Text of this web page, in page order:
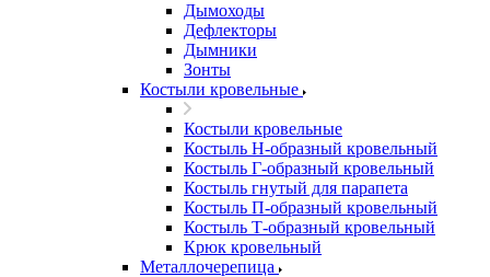
Дымоходы
Дефлекторы
Дымники
Зонты
Костыли кровельные
Костыли кровельные
Костыль H-образный кровельный
Костыль Г-образный кровельный
Костыль гнутый для парапета
Костыль П-образный кровельный
Костыль Т-образный кровельный
Крюк кровельный
Металлочерепица